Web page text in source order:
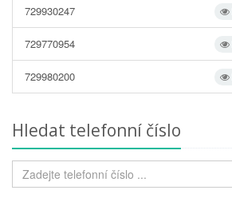
729930247
729770954
729980200
Hledat telefonní číslo